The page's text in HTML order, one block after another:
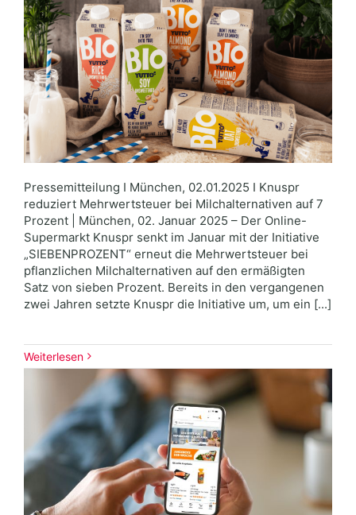
Pressemitteilung I München, 02.01.2025 I Knuspr
reduziert Mehrwertsteuer bei Milchalternativen auf 7
Prozent | München, 02. Januar 2025 – Der Online-
Supermarkt Knuspr senkt im Januar mit der Initiative
„SIEBENPROZENT“ erneut die Mehrwertsteuer bei
pflanzlichen Milchalternativen auf den ermäßigten
Satz von sieben Prozent. Bereits in den vergangenen
zwei Jahren setzte Knuspr die Initiative um, um ein [...]
Weiterlesen